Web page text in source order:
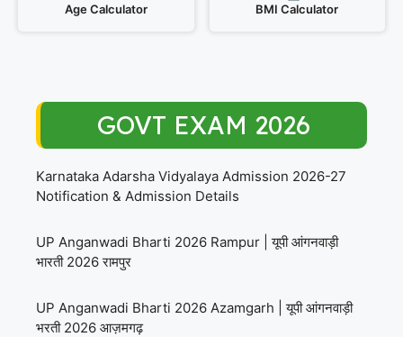
Age Calculator BMI Calculator
GOVT EXAM 2026
Karnataka Adarsha Vidyalaya Admission 2026-27
Notification & Admission Details
UP Anganwadi Bharti 2026 Rampur | यूपी आंगनवाड़ी
भारती 2026 रामपुर
UP Anganwadi Bharti 2026 Azamgarh | यूपी आंगनवाड़ी
भरती 2026 आज़मगढ़